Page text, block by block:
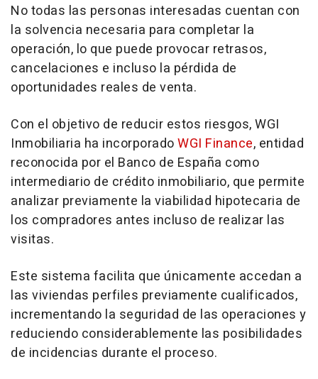
No todas las personas interesadas cuentan con
la solvencia necesaria para completar la
operación, lo que puede provocar retrasos,
cancelaciones e incluso la pérdida de
oportunidades reales de venta.
Con el objetivo de reducir estos riesgos, WGI
Inmobiliaria ha incorporadoWGI Finance, entidad
reconocida por el Banco de España como
intermediario de crédito inmobiliario, que permite
analizar previamente la viabilidad hipotecaria de
los compradores antes incluso de realizar las
visitas.
Este sistema facilita que únicamente accedan a
las viviendas perfiles previamente cualificados,
incrementando la seguridad de las operaciones y
reduciendo considerablemente las posibilidades
de incidencias durante el proceso.